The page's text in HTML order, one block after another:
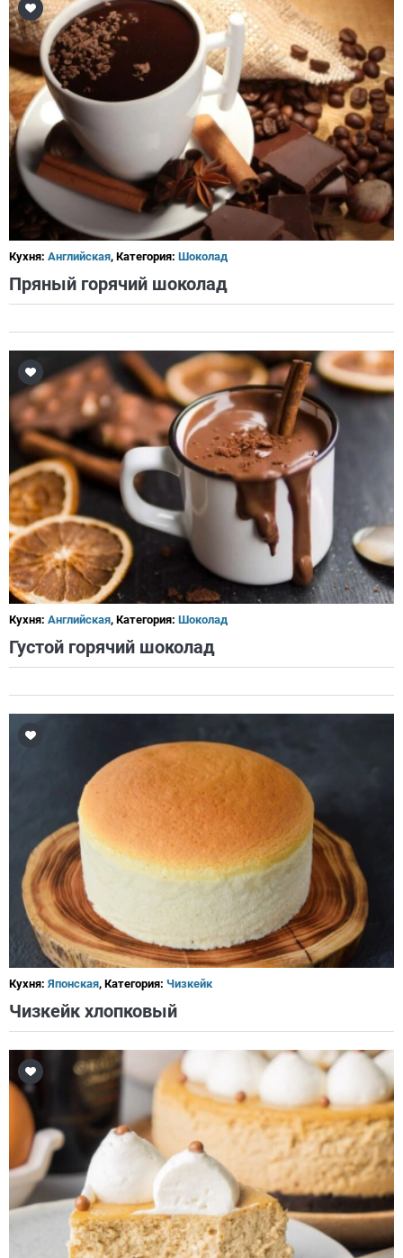
Кухня: Английская, Категория: Шоколад
Пряный горячий шоколад
Кухня: Английская, Категория: Шоколад
Густой горячий шоколад
Кухня: Японская, Категория: Чизкейк
Чизкейк хлопковый